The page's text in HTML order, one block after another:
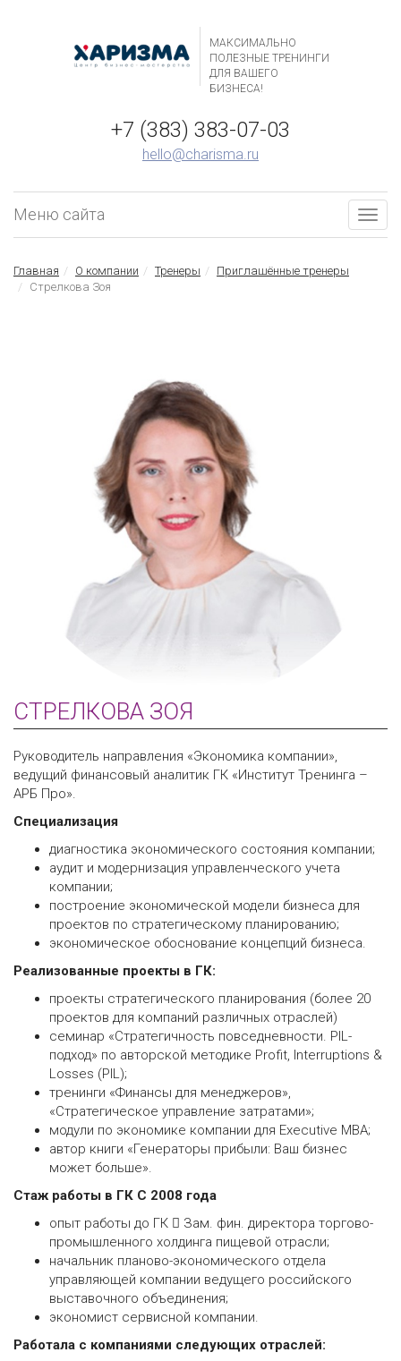
МАКСИМАЛЬНО
ПОЛЕЗНЫЕ ТРЕНИНГИ
ДЛЯ ВАШЕГО
БИЗНЕСА!
+7 (383) 383-07-03
hello@charisma.ru
Меню сайта
Главная О компании Тренеры
Приглашённые тренеры
Стрелкова Зоя
СТРЕЛКОВА ЗОЯ
Руководитель направления «Экономика компании»,
ведущий финансовый аналитик ГК «Институт Тренинга –
АРБ Про».
Специализация
диагностика экономического состояния компании;
аудит и модернизация управленческого учета
компании;
построение экономической модели бизнеса для
проектов по стратегическому планированию;
экономическое обоснование концепций бизнеса.
Реализованные проекты в ГК:
проекты стратегического планирования (более 20
проектов для компаний различных отраслей)
семинар «Стратегичность повседневности. PIL-
подход» по авторской методике Profit, Interruptions &
Losses (PIL);
тренинги «Финансы для менеджеров»,
«Стратегическое управление затратами»;
модули по экономике компании для Executive MBA;
автор книги «Генераторы прибыли: Ваш бизнес
может больше».
Стаж работы в ГК С 2008 года
опыт работы до ГК  Зам. фин. директора торгово-
промышленного холдинга пищевой отрасли;
начальник планово-экономического отдела
управляющей компании ведущего российского
выставочного объединения;
экономист сервисной компании.
Работала c компаниями следующих отраслей: